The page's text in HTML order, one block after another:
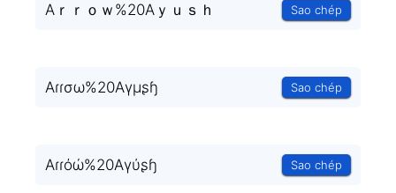
Aｒｒｏｗ%20Aｙｕｓｈ Sao chép
Aɾɾσω%20Aγμʂɧ Sao chép
Aɾɾόώ%20Aγύʂɧ Sao chép